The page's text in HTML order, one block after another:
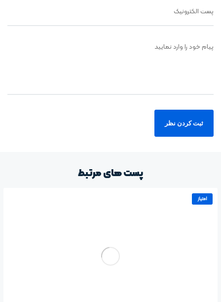
پست الکترونیک
پیام خود را وارد نمایید
پست های مرتبط
امتیاز